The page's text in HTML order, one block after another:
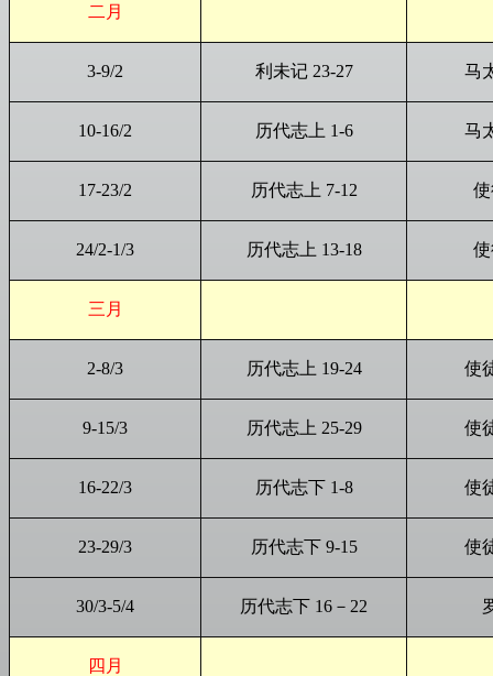
二月
3-9/2 利未记 23-27 马
10-16/2 历代志上 1-6 马
17-23/2 历代志上 7-12
24/2-1/3 历代志上 13-18
三月
2-8/3 历代志上 19-24 使
9-15/3 历代志上 25-29 使
16-22/3 历代志下 1-8 使
23-29/3 历代志下 9-15 使
30/3-5/4 历代志下 16－22
四月